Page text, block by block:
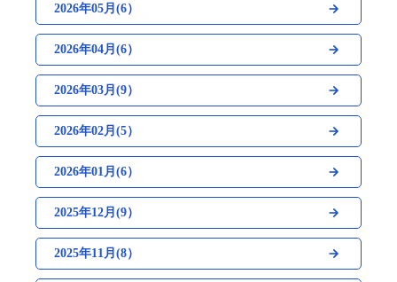
2026年05月(6）
2026年04月(6）
2026年03月(9）
2026年02月(5）
2026年01月(6）
2025年12月(9）
2025年11月(8）